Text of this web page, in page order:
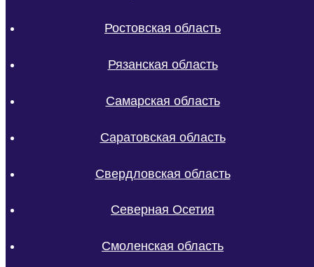
Ростовская область
Рязанская область
Самарская область
Саратовская область
Свердловская область
Северная Осетия
Смоленская область